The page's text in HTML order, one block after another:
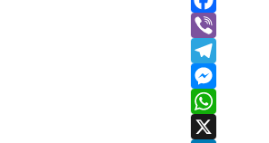
Facebook
Viber
Telegram
Messenger
WhatsApp